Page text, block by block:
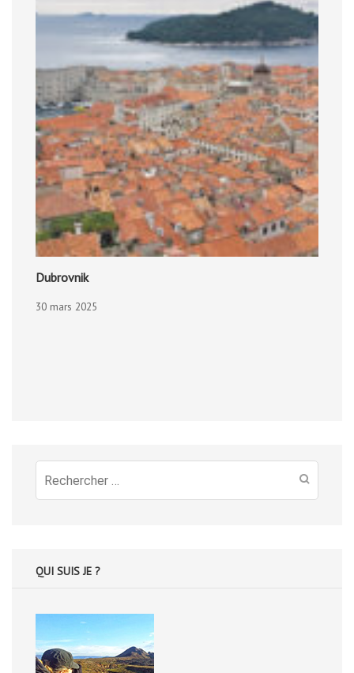
Dubrovnik
30 mars 2025
Recherche
pour
QUI SUIS JE ?